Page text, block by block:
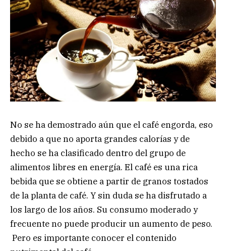
No se ha demostrado aún que el café engorda, eso
debido a que no aporta grandes calorías y de
hecho se ha clasificado dentro del grupo de
alimentos libres en energía. El café es una rica
bebida que se obtiene a partir de granos tostados
de la planta de café. Y sin duda se ha disfrutado a
los largo de los años. Su consumo moderado y
frecuente no puede producir un aumento de peso.
Pero es importante conocer el contenido